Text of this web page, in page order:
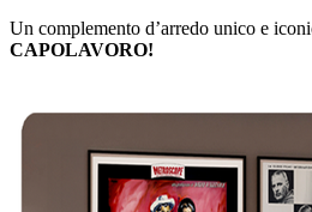
Un complemento d’arredo unico e
CAPOLAVORO!